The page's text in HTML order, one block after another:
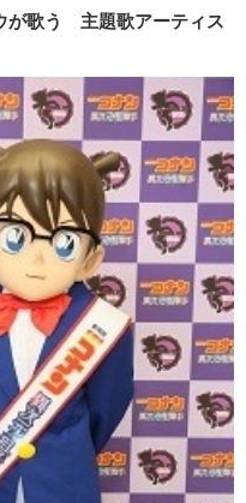
グッズ
ビジネス
アーティスト
実写
イベント
座談会
映画/ドラマ
ABEMA Cafe
が歌う 主題歌アーティス